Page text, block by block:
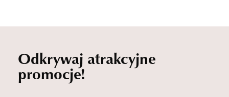
Odkrywaj atrakcyjne
promocje!